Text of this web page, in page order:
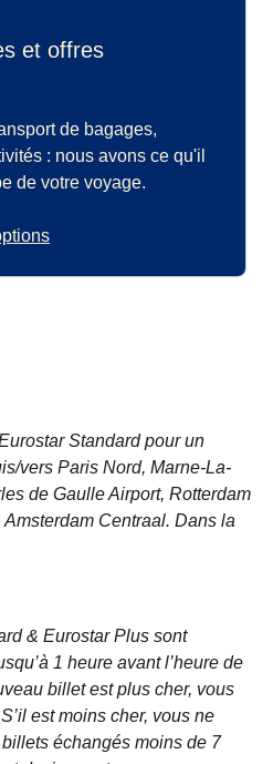
et offres
de bagages,
: nous avons ce qu'il
de votre voyage.
Standard pour un
vers Paris Nord, Marne-La-
de Gaulle Airport, Rotterdam
Centraal. Dans la
& Eurostar Plus sont
1 heure avant l’heure de
billet est plus cher, vous
est moins cher, vous ne
échangés moins de 7